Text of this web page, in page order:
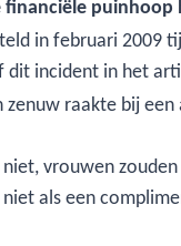
in februari 2009
dit incident in het
raakte bij
vrouwen
als een